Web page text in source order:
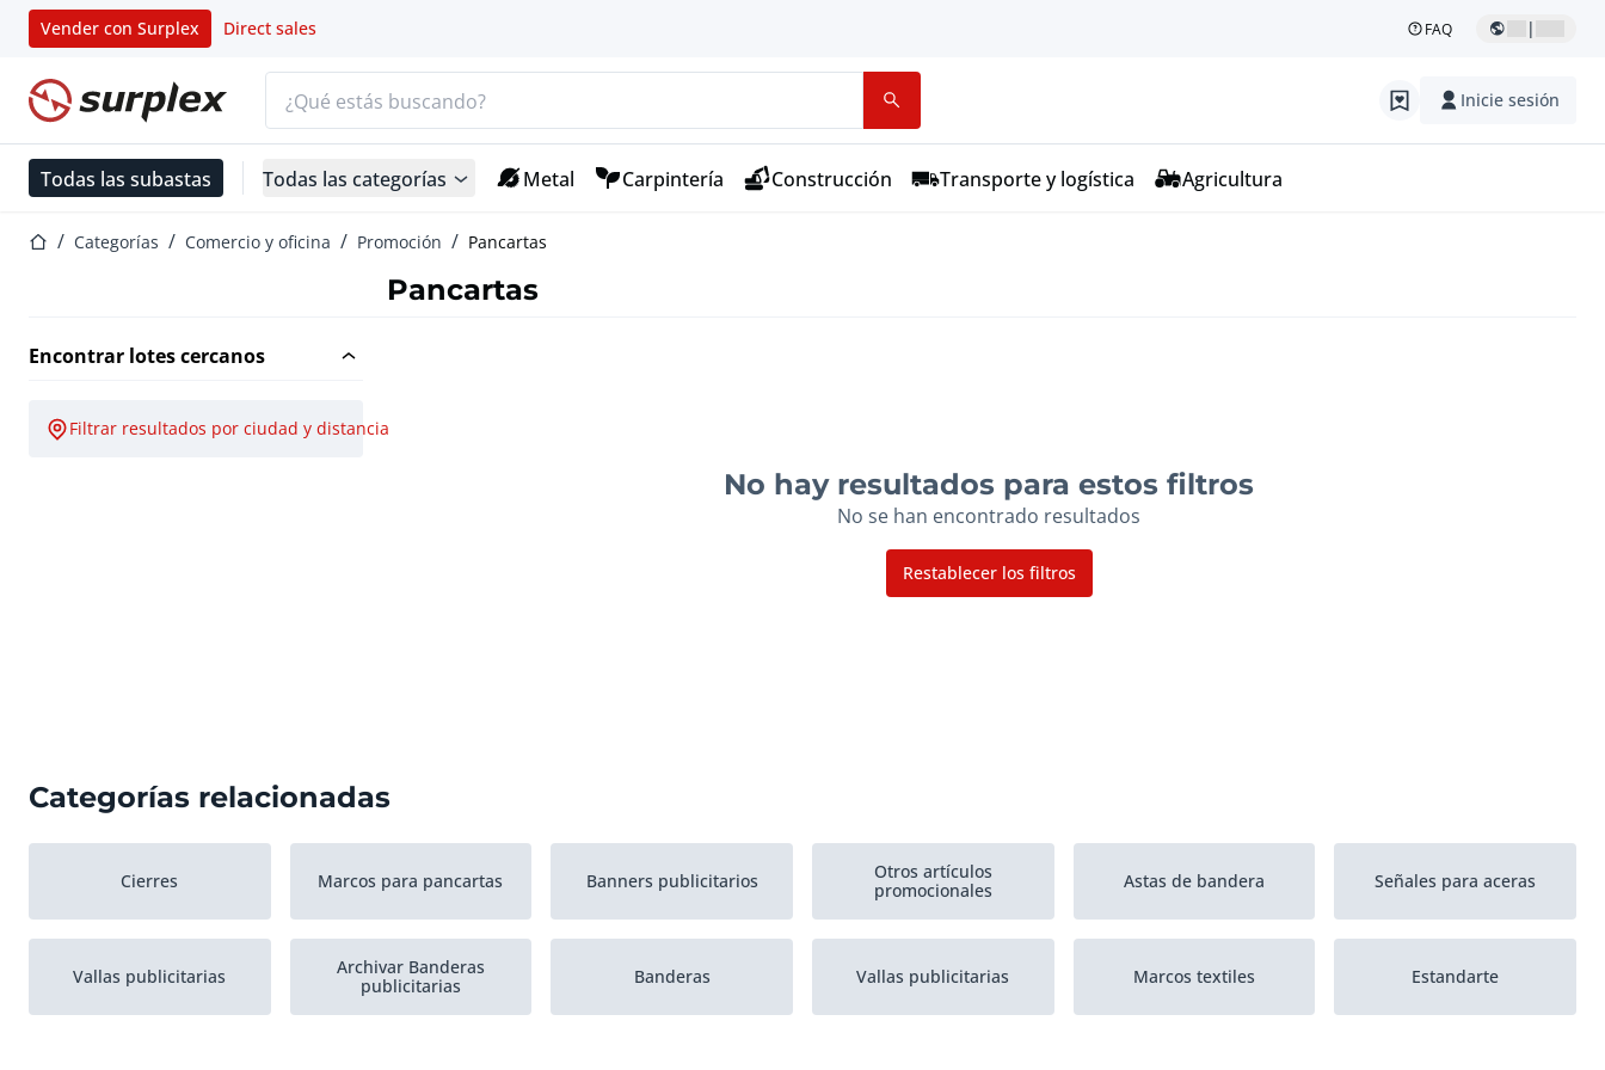
Vender con Surplex Direct sales FAQ |
Página de inicio Inicie sesión
Todas las subastas Todas las categorías Metal Carpintería Construcción Transporte y logística Agricultura
Página de inicio
Categorías Comercio y oficina Promoción Pancartas
Pancartas
Encontrar lotes cercanos
Filtrar resultados por ciudad y distancia
No hay resultados para estos filtros
No se han encontrado resultados
Restablecer los filtros
Categorías relacionadas
Cierres Marcos para pancartas Banners publicitarios
Otros artículos
promocionales
Astas de bandera Señales para aceras
Vallas publicitarias
Archivar Banderas
publicitarias
Banderas Vallas publicitarias Marcos textiles Estandarte